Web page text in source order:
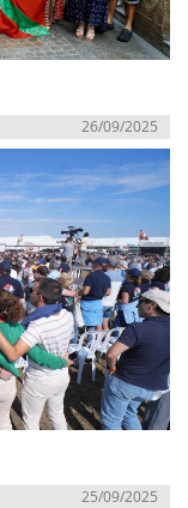
26/09/2025
25/09/2025